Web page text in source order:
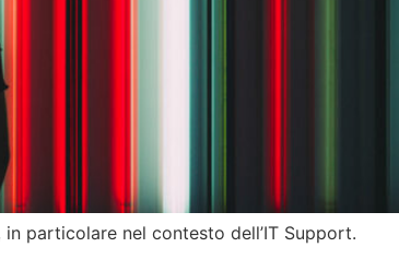
particolare nel contesto dell’IT Support.